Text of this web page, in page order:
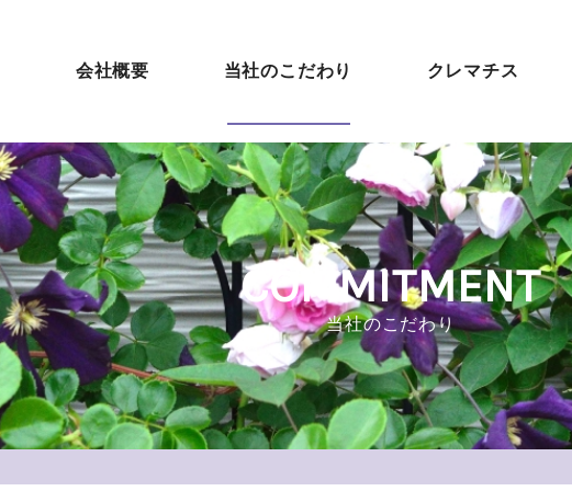
会社概要 当社のこだわり クレマチス
COMMITMENT
当社のこだわり